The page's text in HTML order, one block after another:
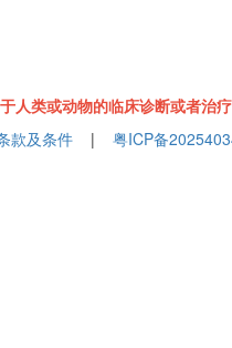
类或动物的临床诊断或者治疗
款及条件 | 粤ICP备